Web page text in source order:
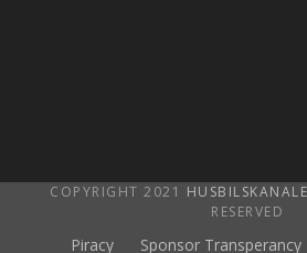
COPYRIGHT 2021
RESERVED
Piracy Sponsor Transperancy